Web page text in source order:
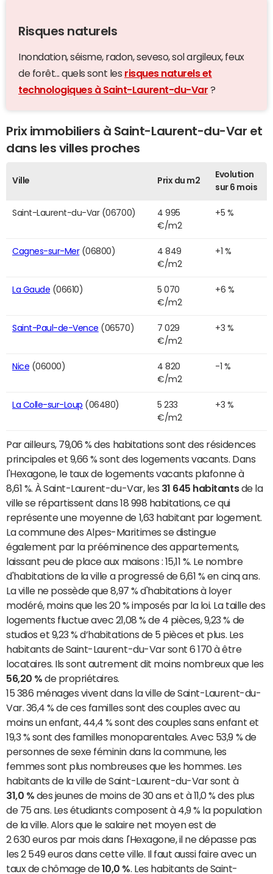
Risques naturels
Inondation, séisme, radon, seveso, sol argileux, feux
de forêt... quels sont les risques naturels et
technologiques à Saint-Laurent-du-Var ?
Prix immobiliers à Saint-Laurent-du-Var et
dans les villes proches
Ville Prix du m2
Evolution
sur 6 mois
Saint-Laurent-du-Var (06700)
4 995
€/m2
+5 %
Cagnes-sur-Mer(06800)
4 849
€/m2
+1 %
La Gaude (06610)
5 070
€/m2
+6 %
Saint-Paul-de-Vence (06570)
7 029
€/m2
+3 %
Nice (06000)
4 820
€/m2
-1 %
La Colle-sur-Loup (06480)
5 233
€/m2
+3 %
Par ailleurs, 79,06 % des habitations sont des résidences
principales et 9,66 % sont des logements vacants. Dans
l'Hexagone, le taux de logements vacants plafonne à
8,61 %. À Saint-Laurent-du-Var, les 31 645 habitantsde la
ville se répartissent dans 18 998 habitations, ce qui
représente une moyenne de 1,63 habitant par logement.
La commune des Alpes-Maritimes se distingue
également par la prééminence des appartements,
laissant peu de place aux maisons : 15,11 %. Le nombre
d'habitations de la ville a progressé de 6,61 % en cinq ans.
La ville ne possède que 8,97 % d'habitations à loyer
modéré, moins que les 20 % imposés par la loi. La taille des
logements fluctue avec 21,08 % de 4 pièces, 9,23 % de
studios et 9,23 % d’habitations de 5 pièces et plus. Les
habitants de Saint-Laurent-du-Var sont 6 170 à être
locataires. Ils sont autrement dit moins nombreux que les
56,20 % de propriétaires.
15 386 ménages vivent dans la ville de Saint-Laurent-du-
Var. 36,4 % de ces familles sont des couples avec au
moins un enfant, 44,4 % sont des couples sans enfant et
19,3 % sont des familles monoparentales. Avec 53,9 % de
personnes de sexe féminin dans la commune, les
femmes sont plus nombreuses que les hommes. Les
habitants de la ville de Saint-Laurent-du-Var sont à
31,0 % des jeunes de moins de 30 ans et à 11,0 % des plus
de 75 ans. Les étudiants composent à 4,9 % la population
de la ville. Alors que le salaire net moyen est de
2 630 euros par mois dans l'Hexagone, il ne dépasse pas
les 2 549 euros dans cette ville. Il faut aussi faire avec un
taux de chômage de10,0 % . Les habitants de Saint-